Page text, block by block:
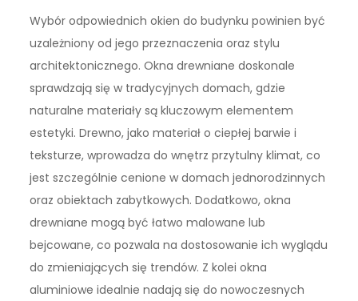
Wybór odpowiednich okien do budynku powinien być
uzależniony od jego przeznaczenia oraz stylu
architektonicznego. Okna drewniane doskonale
sprawdzają się w tradycyjnych domach, gdzie
naturalne materiały są kluczowym elementem
estetyki. Drewno, jako materiał o ciepłej barwie i
teksturze, wprowadza do wnętrz przytulny klimat, co
jest szczególnie cenione w domach jednorodzinnych
oraz obiektach zabytkowych. Dodatkowo, okna
drewniane mogą być łatwo malowane lub
bejcowane, co pozwala na dostosowanie ich wyglądu
do zmieniających się trendów. Z kolei okna
aluminiowe idealnie nadają się do nowoczesnych